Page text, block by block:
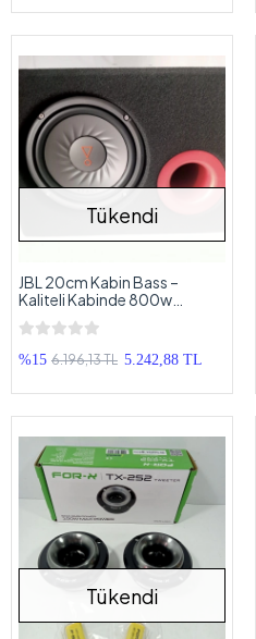
Tükendi
JBL 20cm Kabin Bass –
Kaliteli Kabinde 800w
200RMS 20cm JBL
Subwoofer
%15 6.196,13 TL 5.242,88 TL
Tükendi